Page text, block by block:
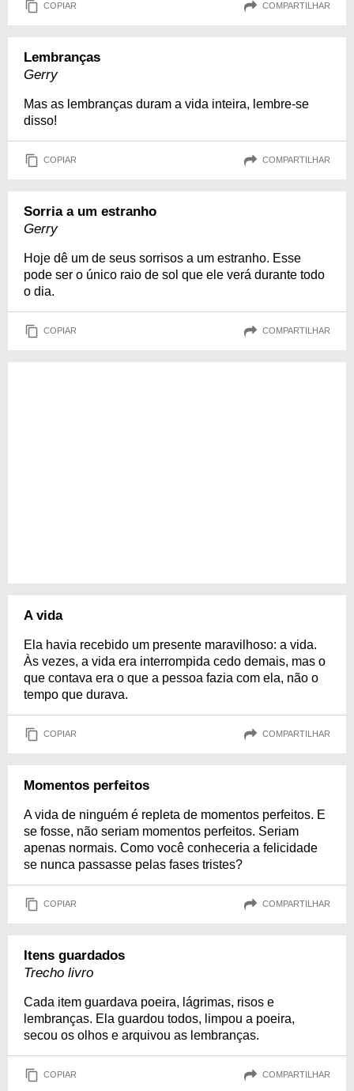
COPIAR COMPARTILHAR
Lembranças
Gerry
Mas as lembranças duram a vida inteira, lembre-se
disso!
COPIAR COMPARTILHAR
Sorria a um estranho
Gerry
Hoje dê um de seus sorrisos a um estranho. Esse
pode ser o único raio de sol que ele verá durante todo
o dia.
COPIAR COMPARTILHAR
A vida
Ela havia recebido um presente maravilhoso: a vida.
Às vezes, a vida era interrompida cedo demais, mas o
que contava era o que a pessoa fazia com ela, não o
tempo que durava.
COPIAR COMPARTILHAR
Momentos perfeitos
A vida de ninguém é repleta de momentos perfeitos. E
se fosse, não seriam momentos perfeitos. Seriam
apenas normais. Como você conheceria a felicidade
se nunca passasse pelas fases tristes?
COPIAR COMPARTILHAR
Itens guardados
Trecho livro
Cada item guardava poeira, lágrimas, risos e
lembranças. Ela guardou todos, limpou a poeira,
secou os olhos e arquivou as lembranças.
COPIAR COMPARTILHAR